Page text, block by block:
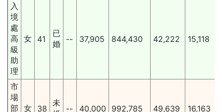
入
境
處
高
級
助
理
女 41
已
婚
-- 37,905 844,430 42,222 15,118
市
場
部 女 38
未
-- 40,000 992,785 49,639 16,163